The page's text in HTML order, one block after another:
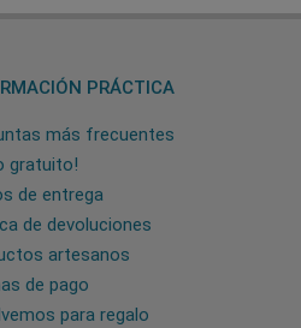
PRÁCTICA
más frecuentes
gratuito!
de entrega
de devoluciones
artesanos
de pago
para regalo